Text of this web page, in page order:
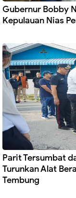
Gubernur Bobby
Kepulauan Nias
Parit Tersumbat
Turunkan Alat
Tembung